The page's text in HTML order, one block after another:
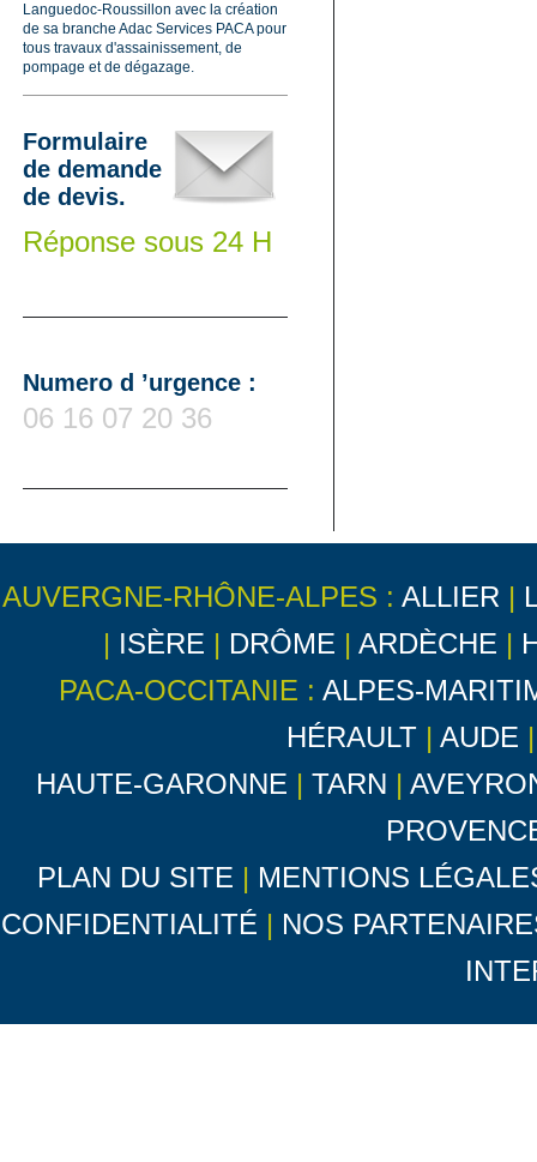
Languedoc-Roussillon avec la création
de sa branche Adac Services PACA pour
tous travaux d'assainissement, de
pompage et de dégazage.
Formulaire
de demande
de devis.
Réponse sous 24 H
Numero d ’urgence :
06 16 07 20 36
AUVERGNE-RHÔNE-ALPES : ALLIER |
| ISÈRE | DRÔME | ARDÈCHE |
PACA-OCCITANIE : ALPES-
HÉRAULT | AUDE
HAUTE-GARONNE | TARN |
PLAN DU SITE | MENTIONS
CONFIDENTIALITÉ | NOS